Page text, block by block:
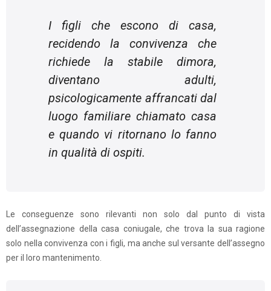
I figli che escono di casa,
recidendo la convivenza che
richiede la stabile dimora,
diventano adulti,
psicologicamente affrancati dal
luogo familiare chiamato casa
e quando vi ritornano lo fanno
in qualità di ospiti.
Le conseguenze sono rilevanti non solo dal punto di vista
dell’assegnazione della casa coniugale, che trova la sua ragione
solo nella convivenza con i figli, ma anche sul versante dell’assegno
per il loro mantenimento.